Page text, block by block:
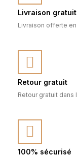
Livraison
Livraison offerte en
Retour gratuit
Retour gratuit dans
100% sécurisé